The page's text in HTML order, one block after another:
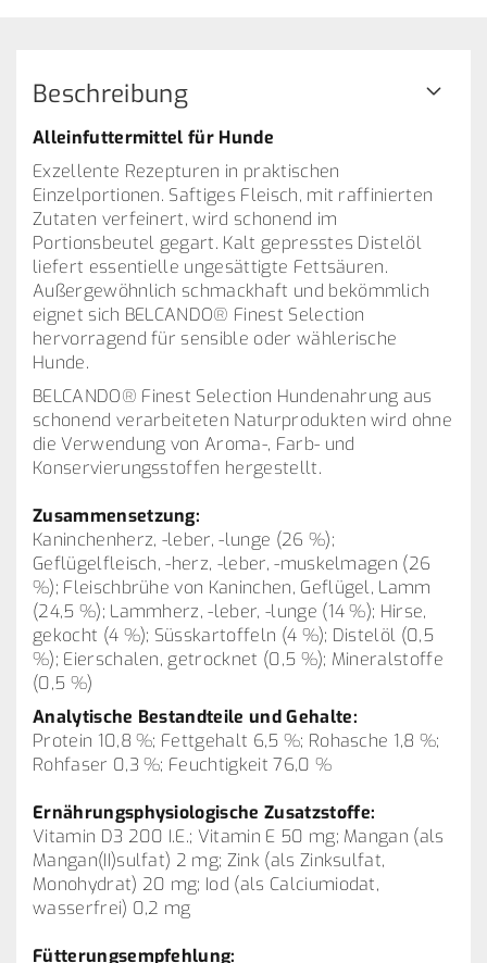
Beschreibung
Alleinfuttermittel für Hunde
Exzellente Rezepturen in praktischen
Einzelportionen. Saftiges Fleisch, mit raffinierten
Zutaten verfeinert, wird schonend im
Portionsbeutel gegart. Kalt gepresstes Distelöl
liefert essentielle ungesättigte Fettsäuren.
Außergewöhnlich schmackhaft und bekömmlich
eignet sich BELCANDO® Finest Selection
hervorragend für sensible oder wählerische
Hunde.
BELCANDO® Finest Selection Hundenahrung aus
schonend verarbeiteten Naturprodukten wird ohne
die Verwendung von Aroma-, Farb- und
Konservierungsstoffen hergestellt.
Zusammensetzung:
Kaninchenherz, -leber, -lunge (26 %);
Geflügelfleisch, -herz, -leber, -muskelmagen (26
%); Fleischbrühe von Kaninchen, Geflügel, Lamm
(24,5 %); Lammherz, -leber, -lunge (14 %); Hirse,
gekocht (4 %); Süsskartoffeln (4 %); Distelöl (0,5
%); Eierschalen, getrocknet (0,5 %); Mineralstoffe
(0,5 %)
Analytische Bestandteile und Gehalte:
Protein 10,8 %; Fettgehalt 6,5 %; Rohasche 1,8 %;
Rohfaser 0,3 %; Feuchtigkeit 76,0 %
Ernährungsphysiologische Zusatzstoffe:
Vitamin D3 200 I.E.; Vitamin E 50 mg; Mangan (als
Mangan(II)sulfat) 2 mg; Zink (als Zinksulfat,
Monohydrat) 20 mg; Iod (als Calciumiodat,
wasserfrei) 0,2 mg
Fütterungsempfehlung: